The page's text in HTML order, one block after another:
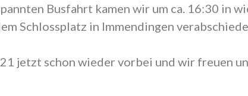
Busfahrt kamen wir um ca. 16:30 in
Schlossplatz in Immendingen
jetzt schon wieder vorbei und wir freuen